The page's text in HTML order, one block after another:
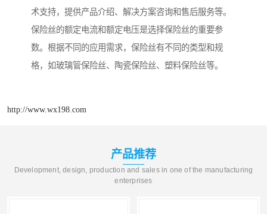
术支持，提供产品介绍、解决方案咨询和售后服务等。
保险丝的额定电流和额定电压是选择保险丝的重要参
数。根据不同的应用需求，保险丝有不同的类型和规
格，如玻璃管保险丝、陶瓷保险丝、塑料保险丝等。
http://www.wx198.com
产品推荐
Development, design, production and sales in one of the manufacturing
enterprises